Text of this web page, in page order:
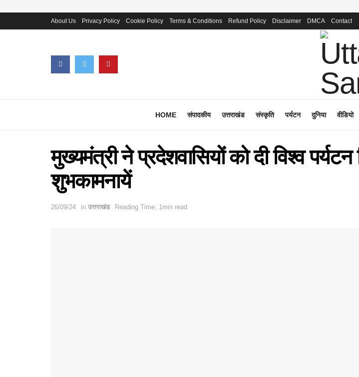
About Us Privacy Policy Cookie Policy Terms & Conditions Refund Policy Disclaimer DMCA Contact
HOME संपादकीय उत्तराखंड संस्कृति पर्यटन दुनिया वीडियो
मुख्यमंत्री ने प्रदेशवासियों को दी विश्व
शुभकामनायें
26/09/24 in उत्तराखंड Reading Time: 1min read